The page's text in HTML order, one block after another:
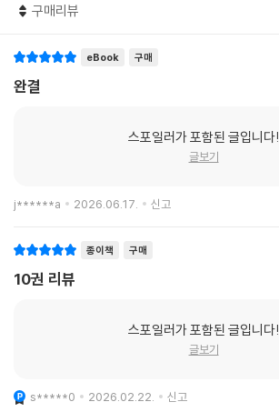
구매리뷰
eBook 구매
완결
스포일러가 포함된 글입니다!
글보기
j******a 2026.06.17. 신고
종이책 구매
10권 리뷰
스포일러가 포함된 글입니다!
글보기
s*****0 2026.02.22. 신고